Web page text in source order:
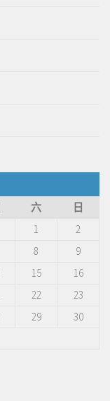
六
日
1
2
8
9
15
16
22
23
29
30